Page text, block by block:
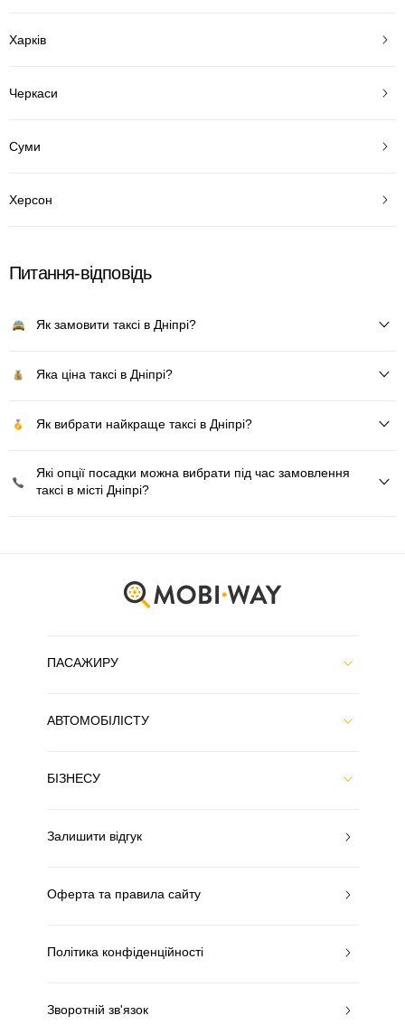
Харків
Черкаси
Суми
Херсон
Питання-відповідь
Як замовити таксі в Дніпрі?
Яка ціна таксі в Дніпрі?
Як вибрати найкраще таксі в Дніпрі?
Які опції посадки можна вибрати під час замовлення
таксі в місті Дніпрі?
ПАСАЖИРУ
АВТОМОБІЛІСТУ
БІЗНЕСУ
Залишити відгук
Оферта та правила сайту
Політика конфіденційності
Зворотній зв'язок